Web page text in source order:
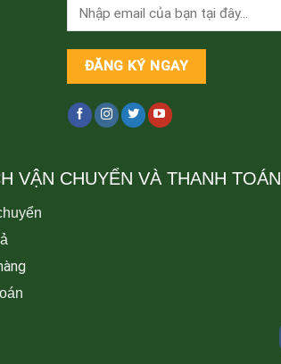
VẬN CHUYỂN VÀ THANH TOÁN